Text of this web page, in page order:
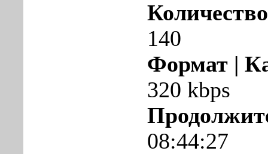
140
Формат |
320 kbps
08:44:27